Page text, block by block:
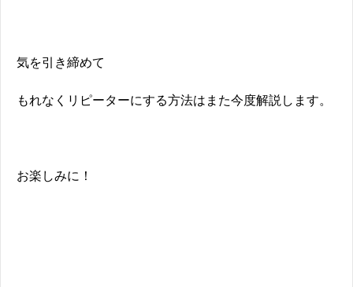
気を引き締めて
もれなくリピーターにする方法はまた今度解説します。
お楽しみに！